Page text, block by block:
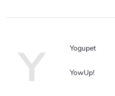
Y Yogupet
YowUp!